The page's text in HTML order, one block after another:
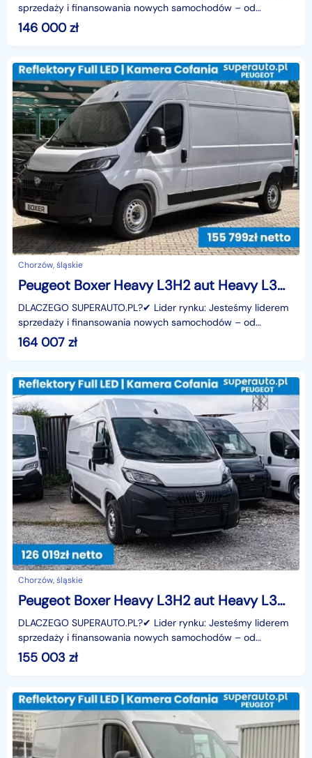
sprzedaży i finansowania nowych samochodów – od
osobowych, przez dostawcze, po segment premium.✔
Zaufanie
146 000zł
Chorzów, śląskie
Peugeot Boxer Heavy L3H2 aut Heavy L3H2 aut 2.2 180KM
DLACZEGO SUPERAUTO.PL?✔ Lider rynku: Jesteśmy liderem
sprzedaży i finansowania nowych samochodów – od
osobowych, przez dostawcze, po segment premium.✔
164 007 zł
Chorzów, śląskie
Peugeot Boxer Heavy L3H2 aut Heavy L3H2 aut 2.2 140KM
DLACZEGO SUPERAUTO.PL?✔ Lider rynku: Jesteśmy liderem
sprzedaży i finansowania nowych samochodów – od
osobowych, przez dostawcze, po segment premium.✔
Zaufanie
155 003 zł